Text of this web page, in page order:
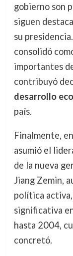
gobierno son
siguen
su
consolidó
importantes
contribuyó
desarrollo
país.
Finalmente,
asumió el
de la nueva
Jiang Zemin,
política
significativa
hasta 2004,
concretó.